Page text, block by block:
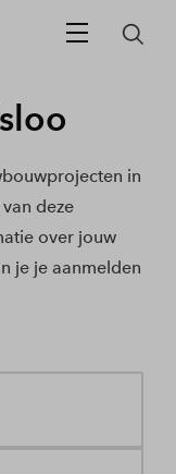
in
deze
over jouw
je je aanmelden